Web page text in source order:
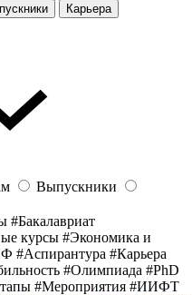
Карьера
Выпускники
#Бакалавриат
курсы #Экономика и
#Аспирантура #Карьера
#Олимпиада #PhD
#Мероприятия #ИИФТ